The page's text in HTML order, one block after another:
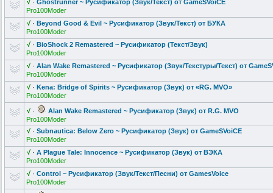
√ · Ghostrunner ~ Русификатор (Звук/Текст) от GameSVoiCE
Pro100Moder
√ · Beyond Good & Evil ~ Русификатор (Звук/Текст) от БУКА
Pro100Moder
√ · BioShock 2 Remastered ~ Русификатор (Текст/Звук)
Pro100Moder
√ · Alan Wake Remastered ~ Русификатор (Звук/Текстуры/Текст) от
Pro100Moder
√ · Kena: Bridge of Spirits ~ Русификатор (Звук) от «RG. MVO»
Pro100Moder
√ ·
Alan Wake Remastered ~ Русификатор (Звук) от R.G. MVO
Pro100Moder
√ · Subnautica: Below Zero ~ Русификатор (Звук) от GameSVoiCE
Pro100Moder
√ · A Plague Tale: Innocence ~ Русификатор (Звук) от ВЭКА
Pro100Moder
√ · Control ~ Русификатор (Звук/Текст/Песни) от GamesVoice
Pro100Moder